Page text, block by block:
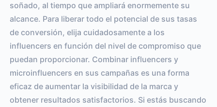
soñado, al tiempo que ampliará enormemente su
alcance. Para liberar todo el potencial de sus tasas
de conversión, elija cuidadosamente a los
influencers en función del nivel de compromiso que
puedan proporcionar. Combinar influencers y
microinfluencers en sus campañas es una forma
eficaz de aumentar la visibilidad de la marca y
obtener resultados satisfactorios. Si estás buscando